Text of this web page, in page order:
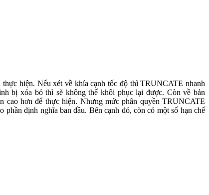
hiện. Nếu xét về khía cạnh tốc độ thì TRUNCATE nhanh
bị xóa bỏ thì sẽ không thể khôi phục lại được. Còn về bản
hơn để thực hiện. Nhưng mức phân quyền TRUNCATE
định nghĩa ban đầu. Bên cạnh đó, còn có một số hạn chế